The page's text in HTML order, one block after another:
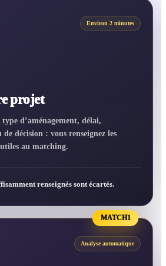
Environ 2 minutes
projet
d’aménagement, délai,
décision : vous renseignez les
au matching.
renseignés sont écartés.
MATCH1
Analyse automatique